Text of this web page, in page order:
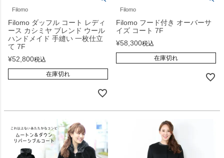
Filomo
Filomo ダッフル コート レディ
ース カシミヤ ブレンド ウール
ハンドメイド 手縫い 一枚仕立
て 7F
¥52,800税込
在庫切れ
Filomo
Filomo フード付き オーバーサ
イズ コート 7F
¥58,300税込
在庫切れ